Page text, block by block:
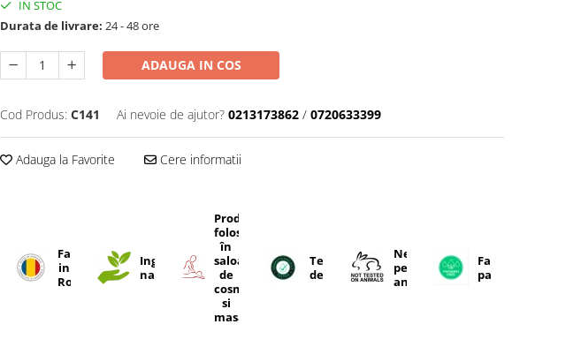
IN STOC
Durata de livrare: 24 - 48 ore
ADAUGA IN COS
Cod Produs: C141 Ai nevoie de ajutor? 0213173862 / 0720633399
Adauga la Favorite Cere informatii
Fabricat
in
Romania
Ingrediente
naturale
Produse
folosite
în
saloanele
de
cosmetică
si
masaj
Testat
dermatologic
Netestate
pe
animale
Fara
parabeni